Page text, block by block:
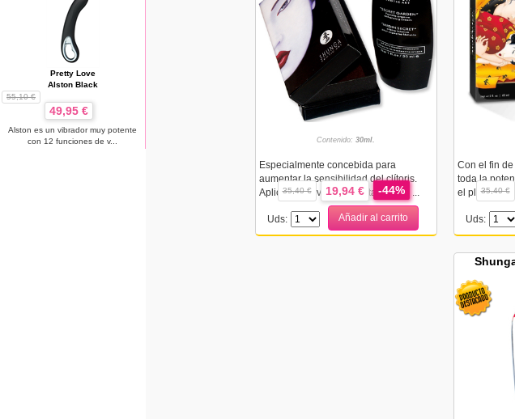
Pretty Love
Alston Black
55,10 €
49,95 €
Alston es un vibrador muy potente
con 12 funciones de v...
Contenido: 30ml.
Especialmente concebida para
aumentar la sensibilidad del clítoris.
Aplicada suavemente notarás una ...
35,40 € 19,94 € -44%
Uds: Añadir al carrito
Con el fin
toda la
el placer35,40 €
Uds: